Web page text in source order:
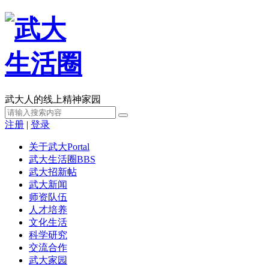
武大人的线上精神家园
注册 | 登录
关于武大Portal
武大生活圈BBS
武大招新帖
武大新闻
师资队伍
人才培养
文化生活
科学研究
交流合作
武大家园